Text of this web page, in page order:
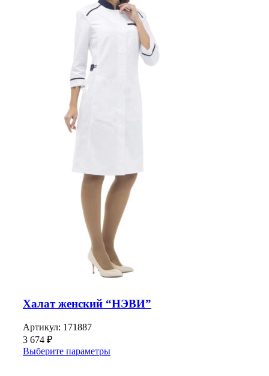
Халат женский “НЭВИ”
Артикул: 171887
3 674 ₽
Выберите параметры